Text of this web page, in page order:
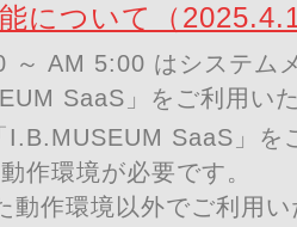
について（
AM 5:00 はシステム
SaaS」をご利用い
SaaS」を
作環境が必要です。
動作環境以外でご利用